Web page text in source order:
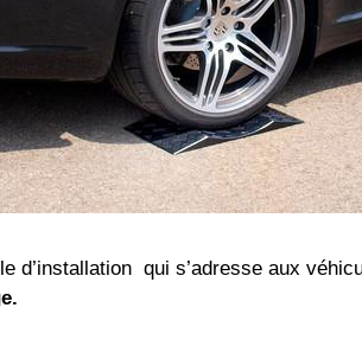
d’installation qui s’adresse aux